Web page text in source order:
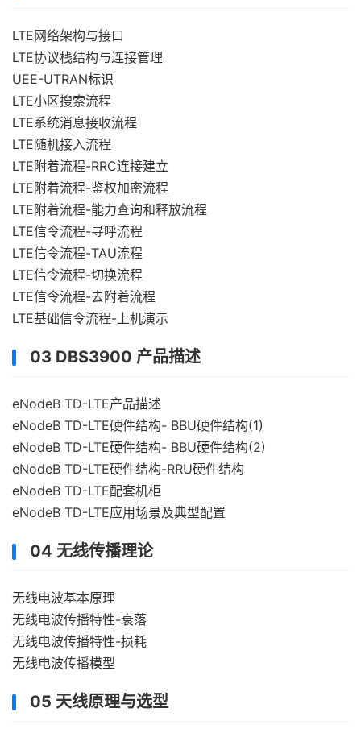
LTE网络架构与接口
LTE协议栈结构与连接管理
UEE-UTRAN标识
LTE小区搜索流程
LTE系统消息接收流程
LTE随机接入流程
LTE附着流程-RRC连接建立
LTE附着流程-鉴权加密流程
LTE附着流程-能力查询和释放流程
LTE信令流程-寻呼流程
LTE信令流程-TAU流程
LTE信令流程-切换流程
LTE信令流程-去附着流程
LTE基础信令流程-上机演示
03 DBS3900 产品描述
eNodeB TD-LTE产品描述
eNodeB TD-LTE硬件结构- BBU硬件结构(1)
eNodeB TD-LTE硬件结构- BBU硬件结构(2)
eNodeB TD-LTE硬件结构-RRU硬件结构
eNodeB TD-LTE配套机柜
eNodeB TD-LTE应用场景及典型配置
04 无线传播理论
无线电波基本原理
无线电波传播特性-衰落
无线电波传播特性-损耗
无线电波传播模型
05 天线原理与选型